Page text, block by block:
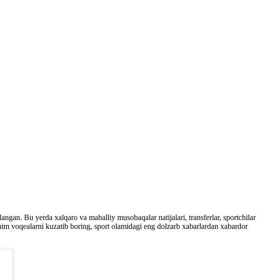
Bu yerda xalqaro va mahalliy musobaqalar natijalari, transferlar, sportchilar
voqealarni kuzatib boring, sport olamidagi eng dolzarb xabarlardan xabardor